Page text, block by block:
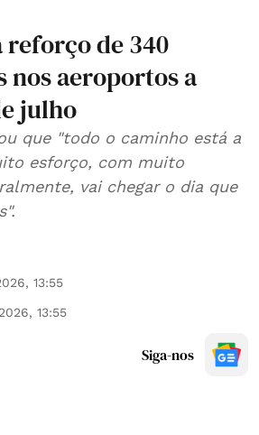
reforço de 340
nos aeroportos a
julho
que "todo o caminho está a
esforço, com muito
vai chegar o dia que
13:55
13:55
Siga-nos